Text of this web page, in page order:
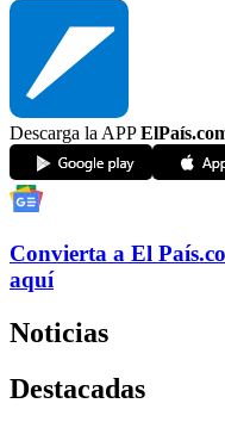
Descarga la APP
Convierta a El País
aquí
Noticias
Destacadas